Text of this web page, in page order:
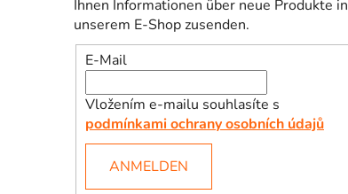
Ihnen Informationen über neue Produkte in
unserem E-Shop zusenden.
E-Mail
Vložením e-mailu souhlasíte s
podmínkami ochrany osobních údajů
ANMELDEN